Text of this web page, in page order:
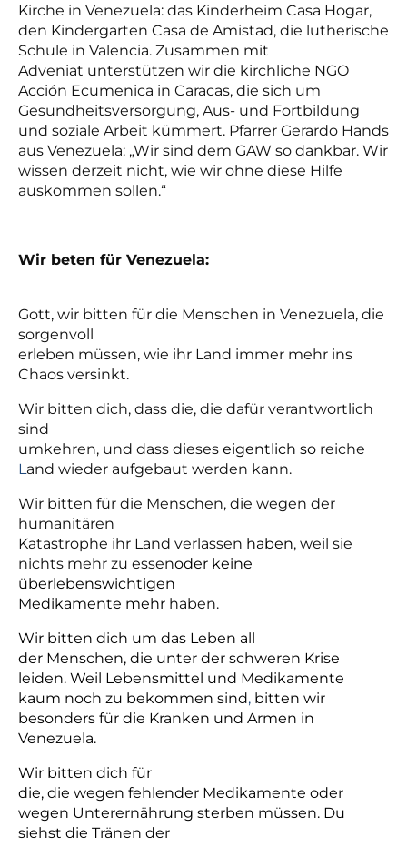
Kirche in Venezuela: das Kinderheim Casa Hogar,
den Kindergarten Casa de Amistad, die lutherische
Schule in Valencia. Zusammen mit
Adveniat unterstützen wir die kirchliche NGO
Acción Ecumenica in Caracas, die sich um
Gesundheitsversorgung, Aus- und Fortbildung
und soziale Arbeit kümmert. Pfarrer Gerardo Hands
aus Venezuela: „Wir sind dem GAW so dankbar. Wir
wissen derzeit nicht, wie wir ohne diese Hilfe
auskommen sollen.“
Wir beten für Venezuela:
Gott, wir bitten für die Menschen in Venezuela, die
sorgenvoll
erleben müssen, wie ihr Land immer mehr ins
Chaos versinkt.
Wir bitten dich, dass die, die dafür verantwortlich
sind
umkehren, und dass dieses eigentlich so reiche
Land wieder aufgebaut werden kann.
Wir bitten für die Menschen, die wegen der
humanitären
Katastrophe ihr Land verlassen haben, weil sie
nichts mehr zu essenoder keine
überlebenswichtigen
Medikamente mehr haben.
Wir bitten dich um das Leben all
der Menschen, die unter der schweren Krise
leiden. Weil Lebensmittel und Medikamente
kaum noch zu bekommen sind, bitten wir
besonders für die Kranken und Armen in
Venezuela.
Wir bitten dich für
die, die wegen fehlender Medikamente oder
wegen Unterernährung sterben müssen. Du
siehst die Tränen der